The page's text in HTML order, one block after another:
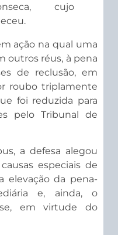
cujo
ação na qual uma
outros réus, à pena
de reclusão, em
roubo triplamente
foi reduzida para
pelo Tribunal de
a defesa alegou
especiais de
elevação da pena-
e, ainda, o
em virtude do